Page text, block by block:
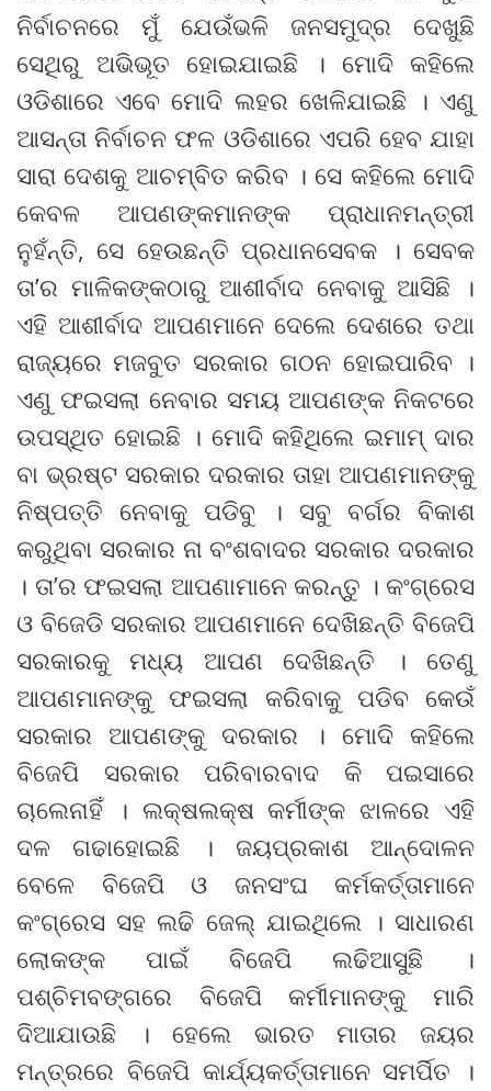
ନିର୍ବାଚନରେ ମୁଁ ଯେଉଁଭଳି ଜନସମୁଦ୍ର ଦେଖୁଛି
ସେଥିରୁ ଅଭିଭୂତ ହୋଇଯାଇଛି । ମୋଦି କହିଲେ
ଓଡିଶାରେ ଏବେ ମୋଦି ଲହର ଖେଳିଯାଇଛି । ଏଣୁ
ଆସନ୍ତା ନିର୍ବାଚନ ଫଳ ଓଡିଶାରେ ଏପରି ହେବ ଯାହା
ସାରା ଦେଶକୁ ଆଚମ୍ବିତ କରିବ । ସେ କହିଲେ ମୋଦି
କେବଳ ଆପଣଙ୍କମାନଙ୍କ ପ୍ରାଧାନମନ୍ତ୍ରୀ
ନୁହଁନ୍ତି, ସେ ହେଉଛନ୍ତି ପ୍ରଧାନସେବକ । ସେବକ
ତା’ର ମାଳିକଙ୍କଠାରୁ ଆଶୀର୍ବାଦ ନେବାକୁ ଆସିଛି ।
ଏହି ଆଶୀର୍ବାଦ ଆପଣମାନେ ଦେଲେ ଦେଶରେ ତଥା
ରାଜ୍ୟରେ ମଜବୁତ ସରକାର ଗଠନ ହୋଇପାରିବ ।
ଏଣୁ ଫଇସଲା ନେବାର ସମୟ ଆପଣଙ୍କ ନିକଟରେ
ଉପସ୍ଥିତ ହୋଇଛି । ମୋଦି କହିଥିଲେ ଇମାମ୍ ଦାର
ବା ଭ୍ରଷ୍ଟ ସରକାର ଦରକାର ତାହା ଆପଣମାନଙ୍କୁ
ନିଷ୍ପତ୍ତି ନେବାକୁ ପଡିବୁ । ସବୁ ବର୍ଗର ବିକାଶ
କରୁଥିବା ସରକାର ନା ବଂଶବାଦର ସରକାର ଦରକାର
। ତା’ର ଫଇସଲା ଆପଣାମାନେ କରନ୍ତୁ । କଂଗ୍ରେସ
ଓ ବିଜେଡି ସରକାର ଆପଣମାନେ ଦେଖିଛନ୍ତି ବିଜେପି
ସରକାରକୁ ମଧ୍ୟ ଆପଣ ଦେଖିଛନ୍ତି । ତେଣୁ
ଆପଣମାନଙ୍କୁ ଫଇସଲା କରିବାକୁ ପଡିବ କେଉଁ
ସରକାର ଆପଣଙ୍କୁ ଦରକାର । ମୋଦି କହିଲେ
ବିଜେପି ସରକାର ପରିବାରବାଦ କି ପଇସାରେ
ଚାଲେନାହିଁ । ଲକ୍ଷଲକ୍ଷ କର୍ମୀଙ୍କ ଝାଳରେ ଏହି
ଦଳ ଗଢାହୋଇଛି । ଜୟପ୍ରକାଶ ଆନ୍ଦୋଳନ
ବେଳେ ବିଜେପି ଓ ଜନସଂଘ କର୍ମକର୍ତ୍ତାମାନେ
କଂଗ୍ରେସ ସହ ଲଢି ଜେଲ୍ ଯାଇଥିଲେ । ସାଧାରଣ
ଲୋକଙ୍କ ପାଇଁ ବିଜେପି ଲଢିଆସୁଛି ।
ପଶ୍ଚିମବଙ୍ଗରେ ବିଜେପି କର୍ମୀମାନଙ୍କୁ ମାରି
ଦିଆଯାଉଛି । ହେଲେ ଭାରତ ମାତାର ଜୟର
ମନ୍ତ୍ରରେ ବିଜେପି କାର୍ଯ୍ୟକର୍ତ୍ତାମାନେ ସମର୍ପିତ ।